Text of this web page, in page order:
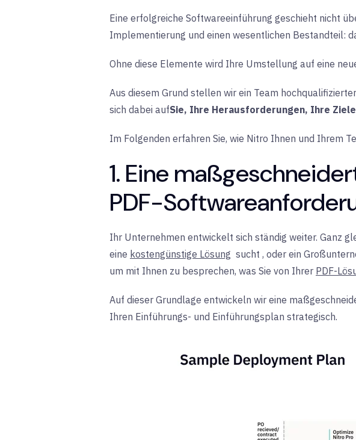
Eine erfolgreiche Softwareeinführung geschieht nicht
Implementierung und einen wesentlichen Bestandteil:
Ohne diese Elemente wird Ihre Umstellung auf eine
Aus diesem Grund stellen wir ein Team
sich dabei aufSie, Ihre Herausforderungen, Ihre
Im Folgenden erfahren Sie, wie Nitro Ihnen und Ihrem
1. Eine
PDF-
Ihr Unternehmen entwickelt sich ständig weiter. Ganz
eine kostengünstige Lösung sucht , oder ein
um mit Ihnen zu besprechen, was Sie von Ihrer PDF-
Auf dieser Grundlage entwickeln wir eine
Ihren Einführungs- und Einführungsplan strategisch.